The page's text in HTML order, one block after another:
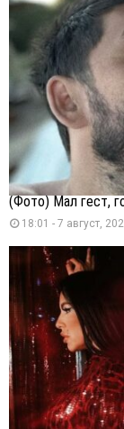
(Фото) Мал гест,
18:01 - 7 август,